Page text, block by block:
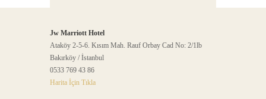
Jw Marriott Hotel
Ataköy 2-5-6. Kısım Mah. Rauf Orbay Cad No: 2/1lb
Bakırköy / İstanbul
0533 769 43 86
Harita İçin Tıkla